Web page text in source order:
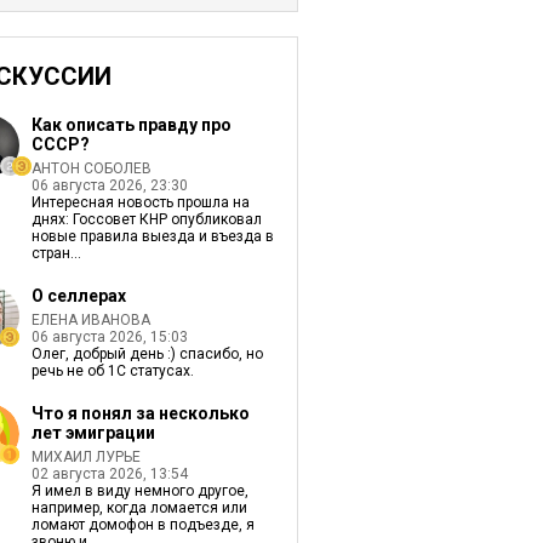
Как описать правду про
СССР?
АНТОН СОБОЛЕВ
06 августа 2026, 23:30
Интересная новость прошла на
днях: Госсовет КНР опубликовал
новые правила выезда и въезда в
стран...
О селлерах
ЕЛЕНА ИВАНОВА
06 августа 2026, 15:03
Олег, добрый день :) спасибо, но
речь не об 1С статусах.
Что я понял за несколько
лет эмиграции
МИХАИЛ ЛУРЬЕ
02 августа 2026, 13:54
Я имел в виду немного другое,
например, когда ломается или
ломают домофон в подъезде, я